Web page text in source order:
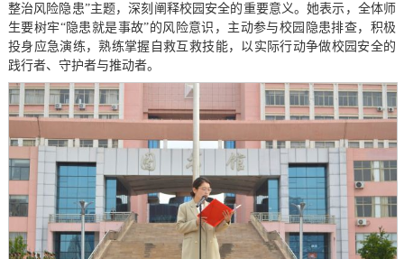
整治风险隐患”主题，深刻阐释校园安全的重要意义。她表示，全体师
生要树牢“隐患就是事故”的风险意识，主动参与校园隐患排查，积极
投身应急演练，熟练掌握自救互救技能，以实际行动争做校园安全的
践行者、守护者与推动者。